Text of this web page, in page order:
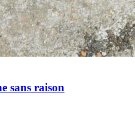
sans raison